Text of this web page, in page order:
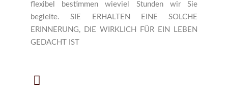
flexibel bestimmen wieviel Stunden wir Sie
begleite. SIE ERHALTEN EINE SOLCHE
ERINNERUNG, DIE WIRKLICH FÜR EIN LEBEN
GEDACHT IST